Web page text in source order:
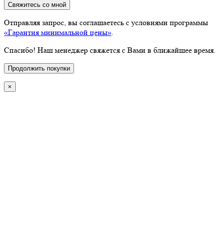
Свяжитесь со мной
Отправляя запрос, вы соглашаетесь с условиями программы
«Гарантия минимальной цены».
Спасибо! Наш менеджер свяжется с Вами в ближайшее время.
Продолжить покупки
×